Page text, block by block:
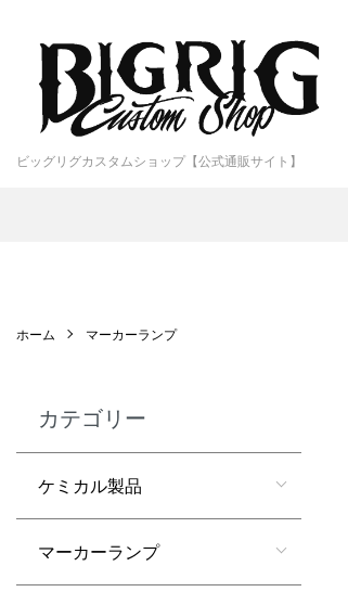
ビッグリグカスタムショップ【公式通販サイト】
ホーム マーカーランプ
カテゴリー
ケミカル製品
マーカーランプ